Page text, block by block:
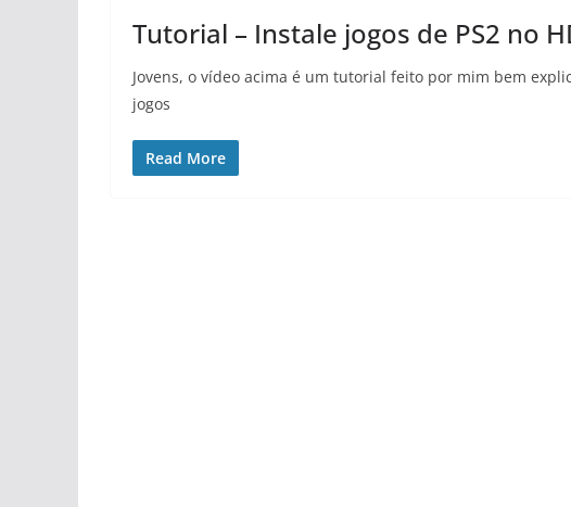
Tutorial – Instale jogos de PS2 no
Jovens, o vídeo acima é um tutorial feito por mim bem
jogos
Read More